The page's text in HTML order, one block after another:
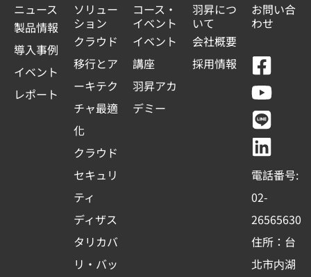
t
e
s
+
ニュース
製品情報
導入事例
イベント
レポート
ソリュー
ション
クラウド
移行とア
ーキテク
チャ最適
化
クラウド
セキュリ
ティ
ディザス
タリカバ
リ・バッ
コース・
イベント
イベント
講座
羽昇アカ
デミー
羽昇につ
いて
会社概要
採用情報
お問い合
わせ
F
a
c
e
b
o
o
k
-
s
Y
o
u
t
u
b
e
L
i
n
e
L
i
n
k
e
d
i
n
電話番号:
02-
26565630
住所：台
北市内湖